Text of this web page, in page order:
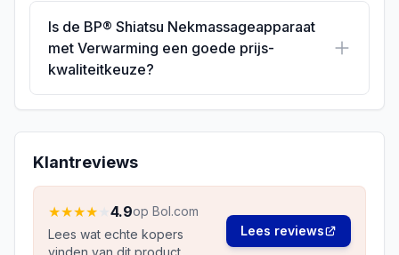
Is de BP® Shiatsu Nekmassageapparaat
met Verwarming een goede prijs-
kwaliteitkeuze?
Klantreviews
★★★★ 4.9op Bol.com
Lees wat echte kopers
vinden van dit product.
Lees reviews